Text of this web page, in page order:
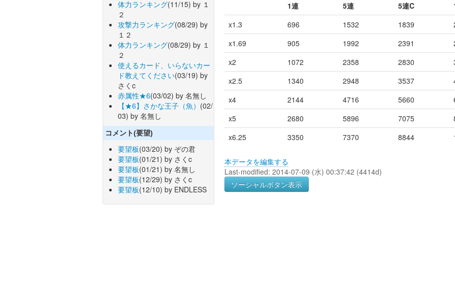
体力ランキング(11/15) by １
２
攻撃力ランキング(08/29) by
１２
体力ランキング(08/29) by １
２
使えるカード、いらないカー
ド教えてください(03/19) by
さくc
赤属性★6(03/02) by 名無し
【★6】さかな王子（魚） (02/
03) by 名無し
コメント(要望)
要望板(03/20) by ぞの君
要望板(01/21) by さくc
要望板(01/21) by 名無し
要望板(12/29) by さくc
要望板(12/10) by ENDLESS
1連 5連 5連C
x1.3
696 1532 1839
x1.69
905 1992 2391
x2
1072 2358 2830
x2.5
1340 2948 3537
x4
2144 4716 5660
x5
2680 5896 7075
x6.25
3350 7370 8844
本データを編集する
Last-modified: 2014-07-09 (水) 00:37:42 (4414d)
ソーシャルボタン表示